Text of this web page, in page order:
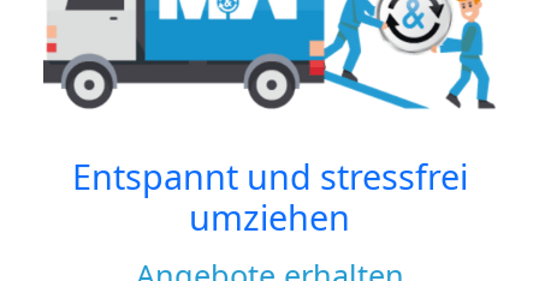
Entspannt und stressfrei
umziehen